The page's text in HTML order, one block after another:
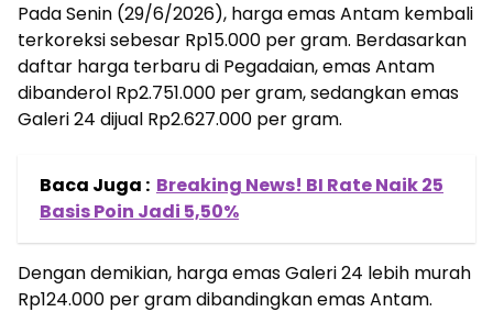
Pada Senin (29/6/2026), harga emas Antam kembali
terkoreksi sebesar Rp15.000 per gram. Berdasarkan
daftar harga terbaru di Pegadaian, emas Antam
dibanderol Rp2.751.000 per gram, sedangkan emas
Galeri 24 dijual Rp2.627.000 per gram.
Baca Juga : Breaking News! BI Rate Naik 25
Basis Poin Jadi 5,50%
Dengan demikian, harga emas Galeri 24 lebih murah
Rp124.000 per gram dibandingkan emas Antam.